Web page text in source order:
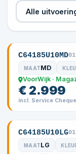
C64185U10MD
MAATMD
VoorWijk ·
€ 2.999
incl. Service
C64185U10LG
MAATLG